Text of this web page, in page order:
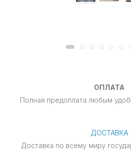
ОПЛАТА
Полная предоплата любым
ДОСТАВКА
Доставка по всему миру